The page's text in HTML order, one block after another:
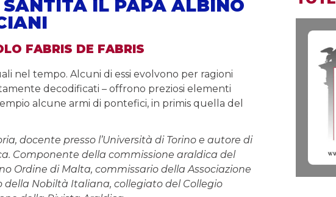
IL PAPA ALBINO
FABRIS DE FABRIS
nel tempo. Alcuni di essi evolvono per ragioni
decodificati – offrono preziosi elementi
alcune armi di pontefici, in primis quella del
docente presso l’Università di Torino e autore di
Componente della commissione araldica del
Ordine di Malta, commissario della Associazione
della Nobiltà Italiana, collegiato del Collegio